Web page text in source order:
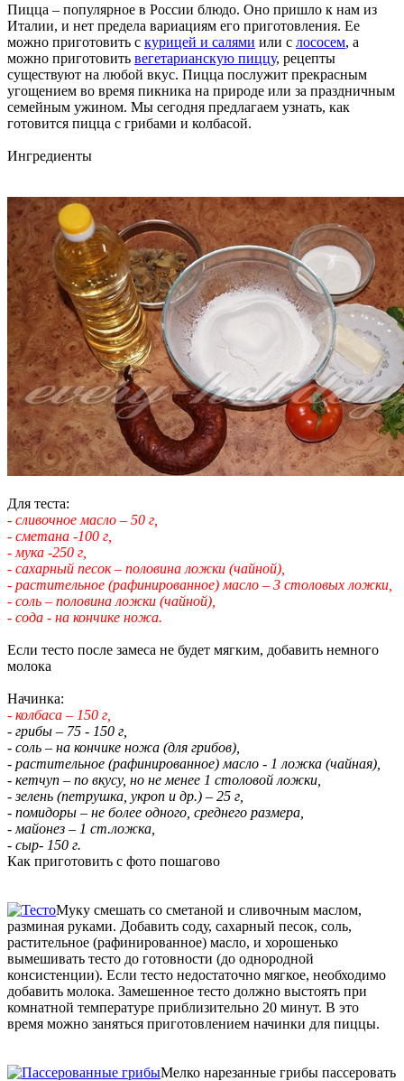
Пицца – популярное в России блюдо. Оно пришло к нам из
Италии, и нет предела вариациям его приготовления. Ее
можно приготовить с курицей и салями или с лососем, а
можно приготовить вегетарианскую пиццу, рецепты
существуют на любой вкус. Пицца послужит прекрасным
угощением во время пикника на природе или за праздничным
семейным ужином. Мы сегодня предлагаем узнать, как
готовится пицца с грибами и колбасой.
Ингредиенты
Для теста:
- сливочное масло – 50 г,
- сметана -100 г,
- мука -250 г,
- сахарный песок – половина ложки (чайной),
- растительное (рафинированное) масло – 3 столовых ложки,
- соль – половина ложки (чайной),
- сода - на кончике ножа.
Если тесто после замеса не будет мягким, добавить немного
молока
Начинка:
- колбаса – 150 г,
- грибы – 75 - 150 г,
- соль – на кончике ножа (для грибов),
- растительное (рафинированное) масло - 1 ложка (чайная),
- кетчуп – по вкусу, но не менее 1 столовой ложки,
- зелень (петрушка, укроп и др.) – 25 г,
- помидоры – не более одного, среднего размера,
- майонез – 1 ст.ложка,
- сыр- 150 г.
Как приготовить с фото пошагово
Муку смешать со сметаной и сливочным маслом,
разминая руками. Добавить соду, сахарный песок, соль,
растительное (рафинированное) масло, и хорошенько
вымешивать тесто до готовности (до однородной
консистенции). Если тесто недостаточно мягкое, необходимо
добавить молока. Замешенное тесто должно выстоять при
комнатной температуре приблизительно 20 минут. В это
время можно заняться приготовлением начинки для пиццы.
Мелко нарезанные грибы пассеровать